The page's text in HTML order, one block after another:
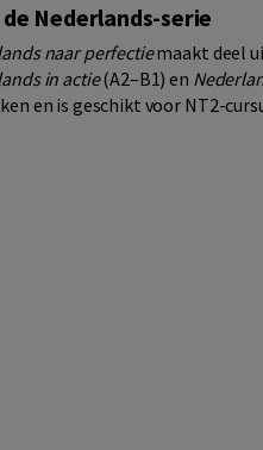
Nederlands-serie
naar perfectiemaakt deel
in actie(A2–B1) en
en is geschikt voor NT2-